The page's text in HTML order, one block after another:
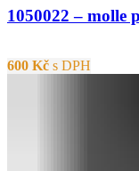
1050022 – molle
600 Kč s DPH